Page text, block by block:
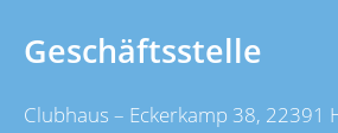
Geschäftsstelle
Clubhaus – Eckerkamp 38, 22391